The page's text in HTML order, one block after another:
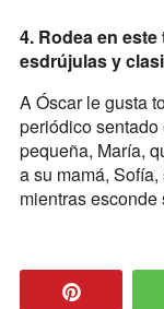
4. Rodea en
esdrújulas y
A Óscar le gusta
periódico
pequeña, María,
a su mamá,
mientras